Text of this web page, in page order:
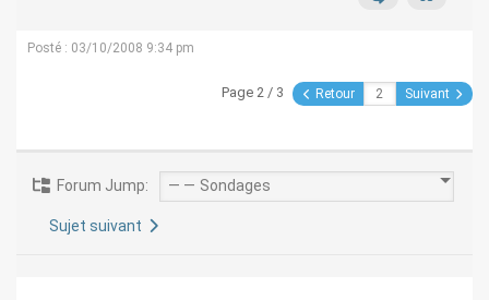
Posté : 03/10/2008 9:34 pm
Page 2 / 3 Retour Suivant
Forum Jump:
Sujet suivant